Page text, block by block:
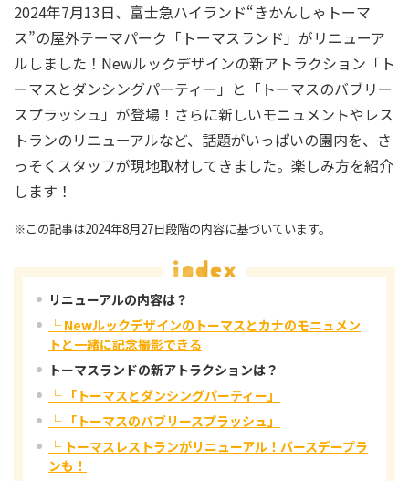
2024年7月13日、富士急ハイランド“きかんしゃトーマ
ス”の屋外テーマパーク「トーマスランド」がリニューア
ルしました！Newルックデザインの新アトラクション「ト
ーマスとダンシングパーティー」と「トーマスのバブリー
スプラッシュ」が登場！さらに新しいモニュメントやレス
トランのリニューアルなど、話題がいっぱいの園内を、さ
っそくスタッフが現地取材してきました。楽しみ方を紹介
します！
※この記事は2024年8月27日段階の内容に基づいています。
リニューアルの内容は？
└ Newルックデザインのトーマスとカナのモニュメン
トと一緒に記念撮影できる
トーマスランドの新アトラクションは？
└ 「トーマスとダンシングパーティー」
└ 「トーマスのバブリースプラッシュ」
└ トーマスレストランがリニューアル！バースデープラ
ンも！